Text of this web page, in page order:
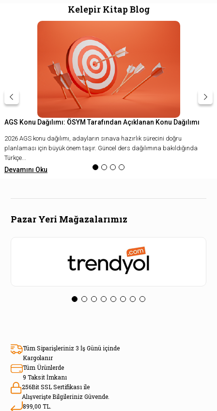
Kelepir Kitap Blog
AGS Konu Dağılımı: ÖSYM Tarafından Açıklanan Konu Dağılımı
2026 AGS konu dağılımı, adayların sınava hazırlık sürecini doğru
planlaması için büyük önem taşır. Güncel ders dağılımına bakıldığında
Türkçe...
Devamını Oku
Pazar Yeri Mağazalarımız
Tüm Siparişleriniz 3 İş Günü içinde
Kargolanır
Tüm Ürünlerde
9 Taksit İmkanı
256Bit SSL Sertifikası ile
Alışverişte Bilgileriniz Güvende.
899,00 TL.